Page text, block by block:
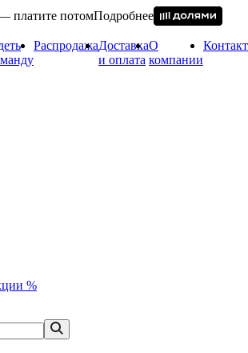
платите потомПодробнее
РаспродажаДоставка
и оплата
О
компании
%